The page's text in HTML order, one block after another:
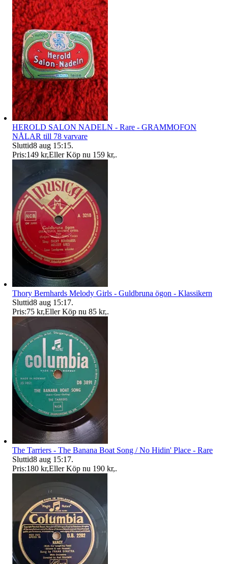
HEROLD SALON NADELN - Rare - GRAMMOFON
NÅLAR till 78 varvare
Sluttid8 aug 15:15.
Pris:149 kr,Eller Köp nu 159 kr,.
Thory Bernhards Melody Girls - Guldbruna ögon - Klassikern
Sluttid8 aug 15:17.
Pris:75 kr,Eller Köp nu 85 kr,.
The Tarriers - The Banana Boat Song / No Hidin' Place - Rare
Sluttid8 aug 15:17.
Pris:180 kr,Eller Köp nu 190 kr,.